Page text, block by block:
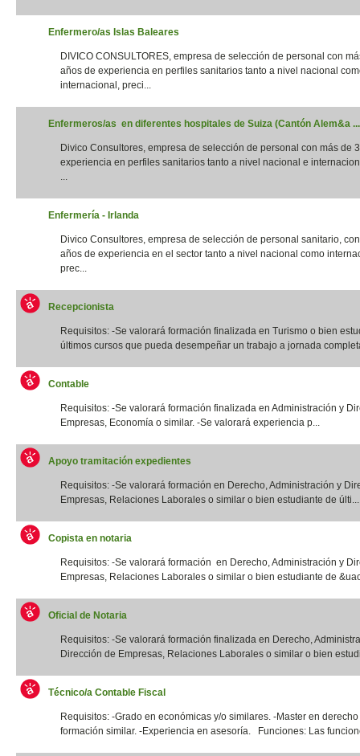
Enfermero/as Islas Baleares
DIVICO CONSULTORES, empresa de selección de personal con
años de experiencia en perfiles sanitarios tanto a nivel nacional
internacional, preci...
Enfermeros/as en diferentes hospitales de Suiza (Cantón Alem&a ...
Divico Consultores, empresa de selección de personal con más de
experiencia en perfiles sanitarios tanto a nivel nacional e
...
Enfermería - Irlanda
Divico Consultores, empresa de selección de personal sanitario,
años de experiencia en el sector tanto a nivel nacional como
prec...
Recepcionista
Requisitos: -Se valorará formación finalizada en Turismo o bien
últimos cursos que pueda desempeñar un trabajo a jornada
Contable
Requisitos: -Se valorará formación finalizada en Administración y
Empresas, Economía o similar. -Se valorará experiencia p...
Apoyo tramitación expedientes
Requisitos: -Se valorará formación en Derecho, Administración y
Empresas, Relaciones Laborales o similar o bien estudiante de últi...
Copista en notaria
Requisitos: -Se valorará formación en Derecho, Administración y
Empresas, Relaciones Laborales o similar o bien estudiante de
Oficial de Notaria
Requisitos: -Se valorará formación finalizada en Derecho,
Dirección de Empresas, Relaciones Laborales o similar o bien
Técnico/a Contable Fiscal
Requisitos: -Grado en económicas y/o similares. -Master en
formación similar. -Experiencia en asesoría. Funciones: Las